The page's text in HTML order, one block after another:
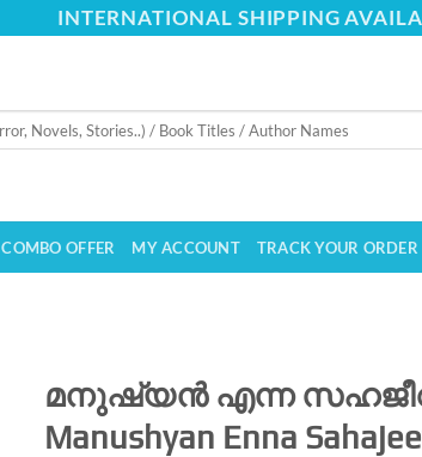
INTERNATIONAL SHIPPING
COMBO OFFER MY ACCOUNT TRACK YOUR ORDER
മനുഷ്യന്‍ എന്ന
Manushyan Enna